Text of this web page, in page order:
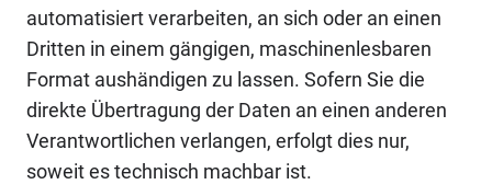
automatisiert verarbeiten, an sich oder an einen
Dritten in einem gängigen, maschinenlesbaren
Format aushändigen zu lassen. Sofern Sie die
direkte Übertragung der Daten an einen anderen
Verantwortlichen verlangen, erfolgt dies nur,
soweit es technisch machbar ist.